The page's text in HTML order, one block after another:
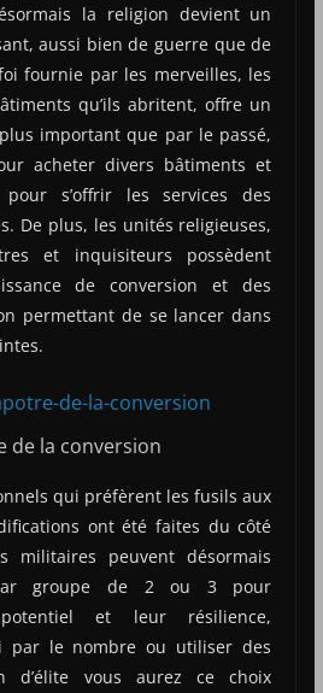
la religion devient un
aussi bien de guerre que de
fournie par les merveilles, les
qu’ils abritent, offre un
important que par le passé,
acheter divers bâtiments et
s’offrir les services des
De plus, les unités religieuses,
et inquisiteurs possèdent
de conversion et des
permettant de se lancer dans
de la conversion
qui préfèrent les fusils aux
ont été faites du côté
militaires peuvent désormais
groupe de 2 ou 3 pour
et leur résilience,
par le nombre ou utiliser des
d’élite vous aurez ce choix